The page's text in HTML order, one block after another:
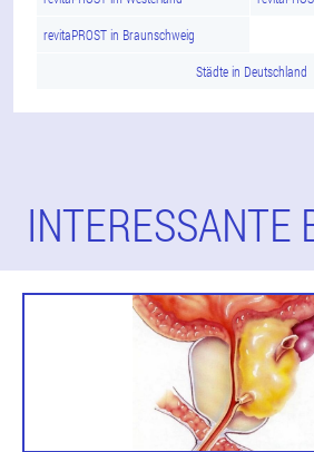
revitaPROST in Braunschweig
Städte in Deutschland
INTERESSANTE